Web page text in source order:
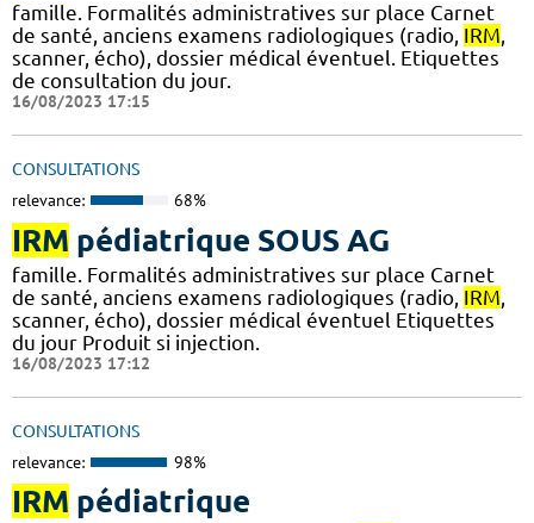
famille. Formalités administratives sur place Carnet
de santé, anciens examens radiologiques (radio, IRM,
scanner, écho), dossier médical éventuel. Etiquettes
de consultation du jour.
16/08/2023 17:15
CONSULTATIONS
relevance: 68%
IRM pédiatrique SOUS AG
famille. Formalités administratives sur place Carnet
de santé, anciens examens radiologiques (radio, IRM,
scanner, écho), dossier médical éventuel Etiquettes
du jour Produit si injection.
16/08/2023 17:12
CONSULTATIONS
relevance: 98%
IRM pédiatrique